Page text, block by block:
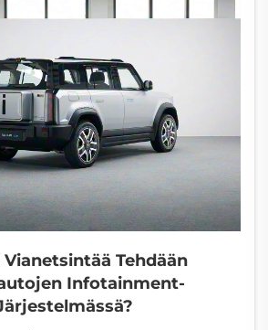
mukaisuus nyt.
Tehdään
Infotainment-